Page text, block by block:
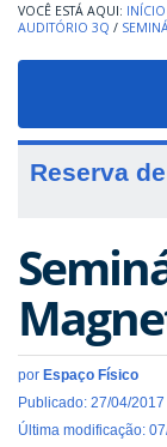
INÍCIO
AUDITÓRIO 3Q /
Reserva
por Espaço Físico
Publicado: 27/04/
Última modificação: